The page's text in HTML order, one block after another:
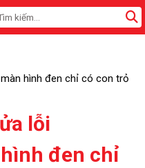
hình đen chỉ có con trỏ
lỗi
đen chỉ